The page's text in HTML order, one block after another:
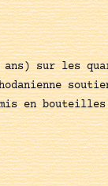
ans) sur les
en